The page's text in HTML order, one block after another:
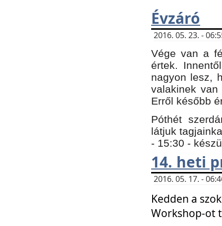
Évzáró
2016. 05. 23. -
Vége van a
értek.
nagyon lesz,
valakinek
Erről később
Póthét
látjuk
- 15:30 -
14. heti
2016. 05. 17. -
Kedden a
Workshop-ot